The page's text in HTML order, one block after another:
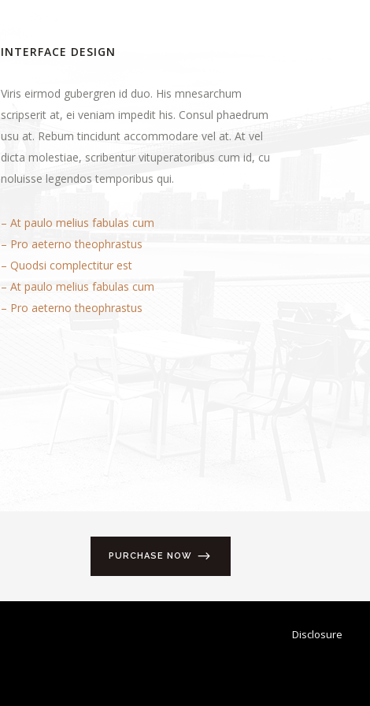
INTERFACE DESIGN
Viris eirmod gubergren id duo. His mnesarchum
scripserit at, ei veniam impedit his. Consul phaedrum
usu at. Rebum tincidunt accommodare vel at. At vel
dicta molestiae, scribentur vituperatoribus cum id, cu
noluisse legendos temporibus qui.
– At paulo melius fabulas cum
– Pro aeterno theophrastus
– Quodsi complectitur est
– At paulo melius fabulas cum
– Pro aeterno theophrastus
PURCHASE NOW
Disclosure